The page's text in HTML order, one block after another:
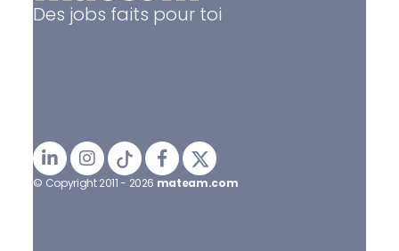
Des jobs faits pour toi
© Copyright 2011 - 2026 mateam.com